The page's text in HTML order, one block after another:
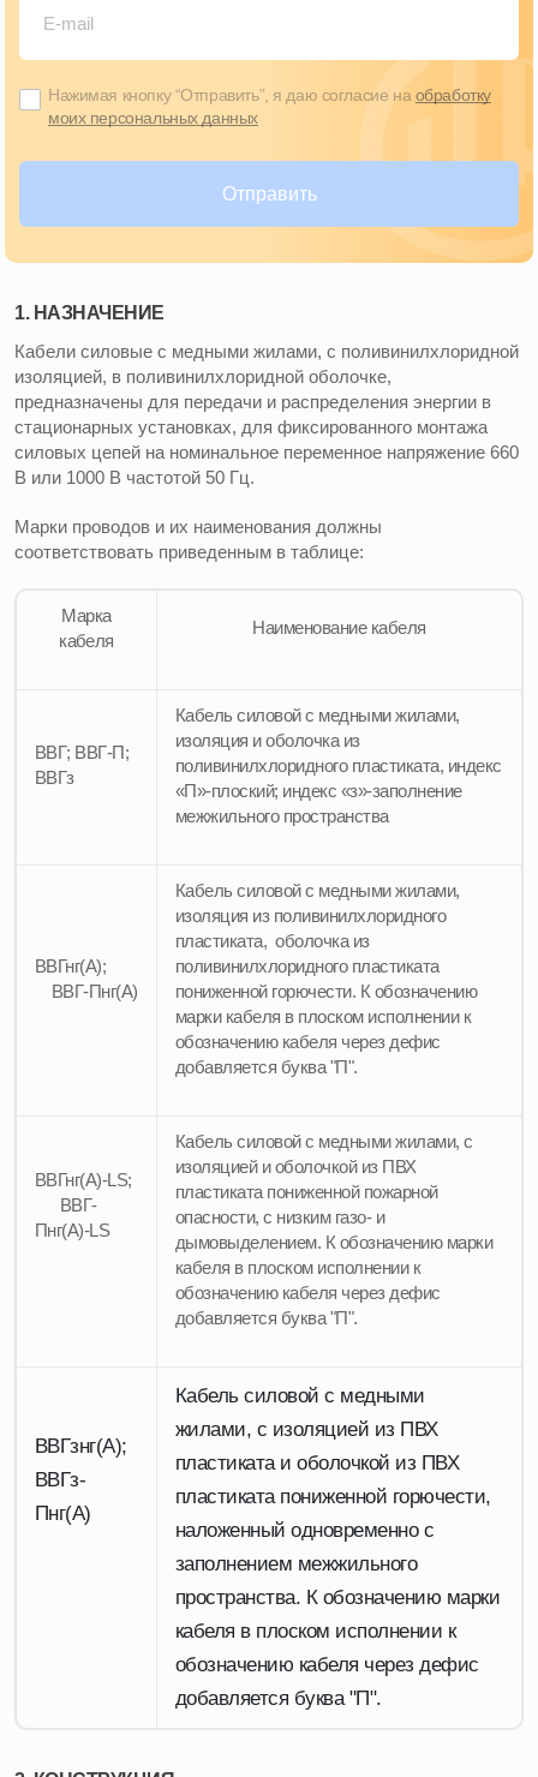
Нажимая кнопку “Отправить”, я даю согласие наобработку
моих персональных данных
Отправить
1. НАЗНАЧЕНИЕ
Кабели силовые с медными жилами, с поливинилхлоридной
изоляцией, в поливинилхлоридной оболочке,
предназначены для передачи и распределения энергии в
стационарных установках, для фиксированного монтажа
силовых цепей на номинальное переменное напряжение 660
В или 1000 В частотой 50 Гц.
Марки проводов и их наименования должны
соответствовать приведенным в таблице:
Марка
кабеля
Наименование кабеля
ВВГ; ВВГ-П;
ВВГз
Кабель силовой с медными жилами,
изоляция и оболочка из
поливинилхлоридного пластиката, индекс
«П»-плоский; индекс «з»-заполнение
межжильного пространства
ВВГнг(А);
ВВГ-Пнг(А)
Кабель силовой с медными жилами,
изоляция из поливинилхлоридного
пластиката, оболочка из
поливинилхлоридного пластиката
пониженной горючести. К обозначению
марки кабеля в плоском исполнении к
обозначению кабеля через дефис
добавляется буква "П".
ВВГнг(А)-LS;
ВВГ-
Пнг(А)-LS
Кабель силовой с медными жилами, с
изоляцией и оболочкой из ПВХ
пластиката пониженной пожарной
опасности, с низким газо- и
дымовыделением. К обозначению марки
кабеля в плоском исполнении к
обозначению кабеля через дефис
добавляется буква "П".
ВВГзнг(А);
ВВГз-
Пнг(А)
Кабель силовой с медными
жилами, с изоляцией из ПВХ
пластиката и оболочкой из ПВХ
пластиката пониженной горючести,
наложенный одновременно с
заполнением межжильного
пространства. К обозначению марки
кабеля в плоском исполнении к
обозначению кабеля через дефис
добавляется буква "П".